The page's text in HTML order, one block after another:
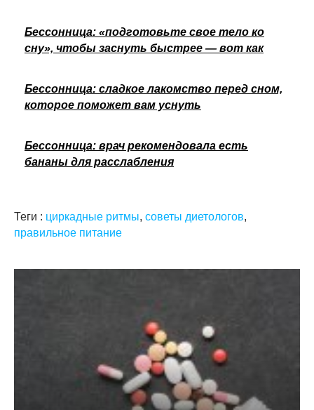
Бессонница: «подготовьте свое тело ко
сну», чтобы заснуть быстрее — вот как
Бессонница: сладкое лакомство перед сном,
которое поможет вам уснуть
Бессонница: врач рекомендовала есть
бананы для расслабления
Теги : циркадные ритмы, советы диетологов,
правильное питание